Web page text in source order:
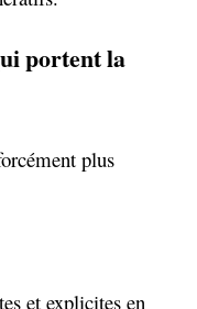
portent la
plus
et explicites en